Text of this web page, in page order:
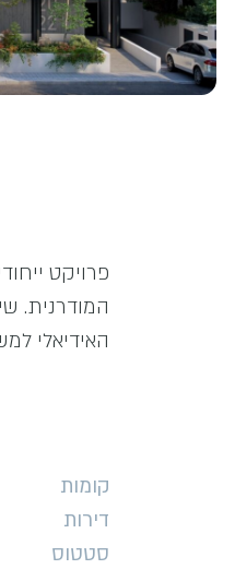
פרויקט
המודרנית.
האידיאלי
קומות
דירות
סטטוס